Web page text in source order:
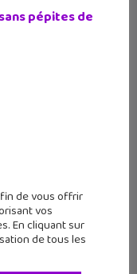
sa
pépites de
de vous offrir
vos
En cliquant sur
de tous les